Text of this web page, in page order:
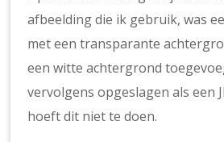
afbeelding die ik gebruik, was
met een transparante
een witte achtergrond
vervolgens opgeslagen als een
hoeft dit niet te doen.